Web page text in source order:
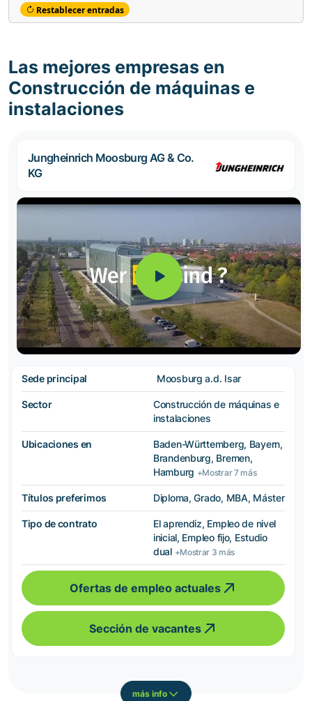
Restablecer entradas
Las mejores empresas en
Construcción de máquinas e
instalaciones
Jungheinrich Moosburg AG & Co.
KG
Sede principal Moosburg a.d. Isar
Sector
Construcción de máquinas e
instalaciones
Ubicaciones en
Baden-Württemberg, Bayern,
Brandenburg, Bremen,
Hamburg +Mostrar 7 más
Títulos preferimos Diploma, Grado, MBA, Máster
Tipo de contrato
El aprendiz, Empleo de nivel
inicial, Empleo fijo, Estudio
dual +Mostrar 3 más
Ofertas de empleo actuales
Sección de vacantes
más info